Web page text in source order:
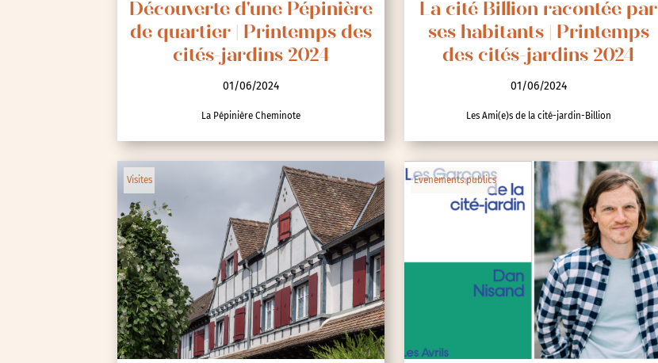
Animations / Jeune public
Cinéma
Conférences
Cycle de rencontres
Evenements publics
Expositions
Œuvre collective/participative
Découverte d'une Pépinière
de quartier | Printemps des
cités-jardins 2024
01/06/2024
La Pépinière Cheminote
La cité Billion racontée par
ses habitants | Printemps
des cités-jardins 2024
01/06/2024
Les Ami(e)s de la cité-jardin-Billion
Visites Evenements publics